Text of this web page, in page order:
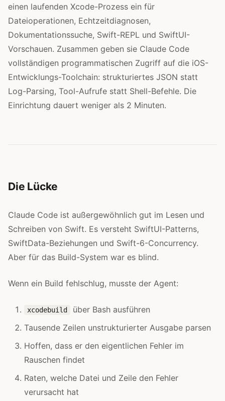
einen laufenden Xcode-Prozess ein für
Dateioperationen, Echtzeitdiagnosen,
Dokumentationssuche, Swift-REPL und SwiftUI-
Vorschauen. Zusammen geben sie Claude Code
vollständigen programmatischen Zugriff auf die iOS-
Entwicklungs-Toolchain: strukturiertes JSON statt
Log-Parsing, Tool-Aufrufe statt Shell-Befehle. Die
Einrichtung dauert weniger als 2 Minuten.
Die Lücke
Claude Code ist außergewöhnlich gut im Lesen und
Schreiben von Swift. Es versteht SwiftUI-Patterns,
SwiftData-Beziehungen und Swift-6-Concurrency.
Aber für das Build-System war es blind.
Wenn ein Build fehlschlug, musste der Agent:
xcodebuild
über Bash ausführen
Tausende Zeilen unstrukturierter Ausgabe parsen
Hoffen, dass er den eigentlichen Fehler im
Rauschen findet
Raten, welche Datei und Zeile den Fehler
verursacht hat